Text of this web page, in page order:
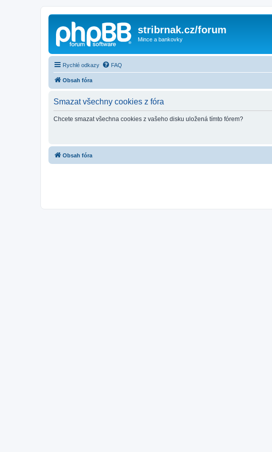
stribrnak.cz/forum
Mince a bankovky
Rychlé odkazy FAQ
Obsah fóra
Smazat všechny cookies z fóra
Chcete smazat všechna cookies z vašeho disku uložená tímto fórem?
Obsah fóra